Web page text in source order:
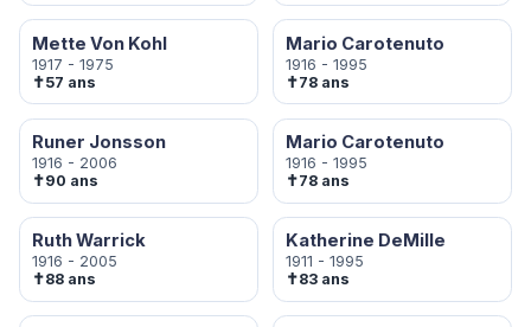
Mette Von Kohl
1917 - 1975
✝57 ans
Mario Carotenuto
1916 - 1995
✝78 ans
Runer Jonsson
1916 - 2006
✝90 ans
Mario Carotenuto
1916 - 1995
✝78 ans
Ruth Warrick
1916 - 2005
✝88 ans
Katherine DeMille
1911 - 1995
✝83 ans